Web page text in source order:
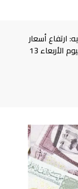
ارتفاع أسعار
الريال السعودي مقابل الجنيه المصري اليوم الأربعاء 13